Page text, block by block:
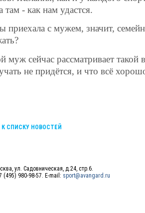
там - как нам удастся.
с мужем, значит,
муж сейчас рассматривает такой
не придётся, и что всё
К СПИСКУ НОВОСТЕЙ
ул. Садовническая, д.24, стр.6.
(495) 980-98-57. E-mail: sport@avangard.ru